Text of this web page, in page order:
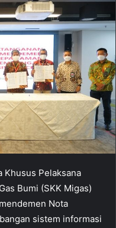
Khusus Pelaksana
Bumi (SKK Migas)
Nota
sistem informasi